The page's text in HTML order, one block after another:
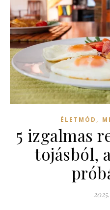
ÉLETMÓD ,
5 izgalmas
tojásból,